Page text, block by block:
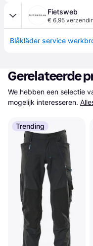
Fietsweb
€ 6,95
Gerelateerde
We hebben een selectie
mogelijk interesseren.
Trending